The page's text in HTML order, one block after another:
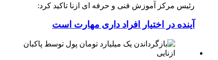
رئیس مرکز آموزش فنی و حرفه ای ازنا تاکید کرد:
آینده در اختیار افراد داری مهارت است